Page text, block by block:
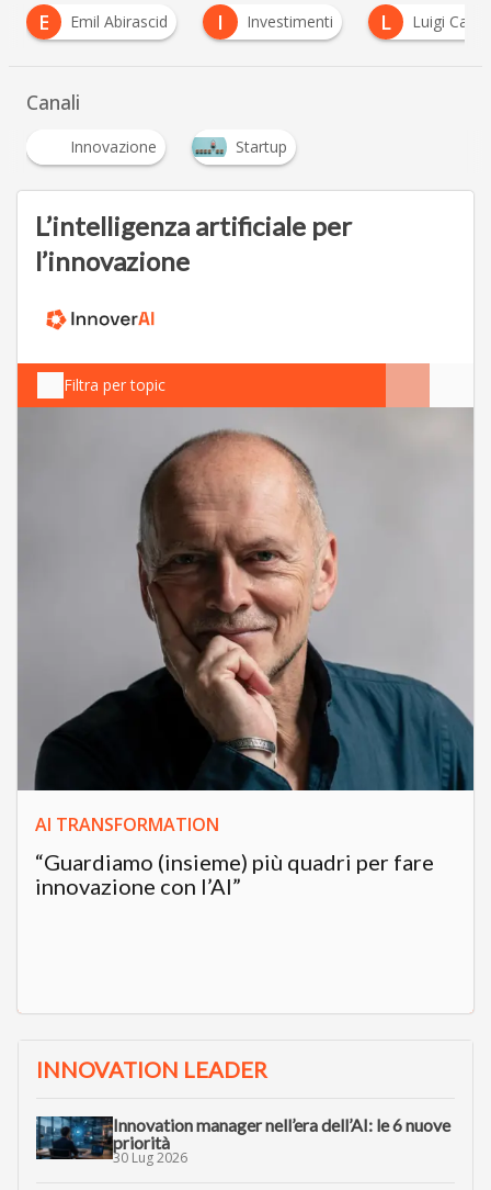
I Investimenti L Luigi Capello L
Canali
Innovazione Startup
L’intelligenza artificiale per
l’innovazione
Filtra per topic
AI TRANSFORMATION
“Guardiamo (insieme) più quadri per fare
innovazione con l’AI”
INNOVATION LEADER
Innovation manager nell’era dell’AI: le 6 nuove
priorità
30 Lug 2026